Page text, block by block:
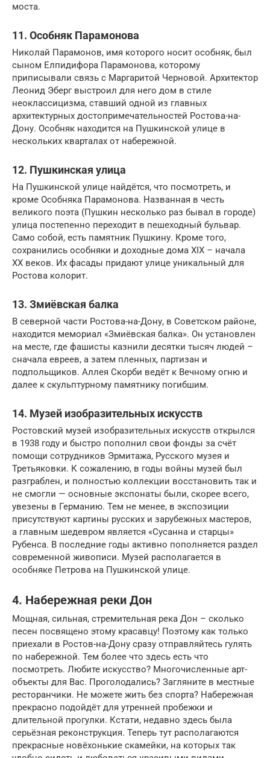
моста.
11. Особняк Парамонова
Николай Парамонов, имя которого носит особняк, был
сыном Елпидифора Парамонова, которому
приписывали связь с Маргаритой Черновой. Архитектор
Леонид Эберг выстроил для него дом в стиле
неоклассицизма, ставший одной из главных
архитектурных достопримечательностей Ростова-на-
Дону. Особняк находится на Пушкинской улице в
нескольких кварталах от набережной.
12. Пушкинская улица
На Пушкинской улице найдётся, что посмотреть, и
кроме Особняка Парамонова. Названная в честь
великого поэта (Пушкин несколько раз бывал в городе)
улица постепенно переходит в пешеходный бульвар.
Само собой, есть памятник Пушкину. Кроме того,
сохранились особняки и доходные дома XIX – начала
XX веков. Их фасады придают улице уникальный для
Ростова колорит.
13. Змиёвская балка
В северной части Ростова-на-Дону, в Советском районе,
находится мемориал «Змиёвская балка». Он установлен
на месте, где фашисты казнили десятки тысяч людей –
сначала евреев, а затем пленных, партизан и
подпольщиков. Аллея Скорби ведёт к Вечному огню и
далее к скульптурному памятнику погибшим.
14. Музей изобразительных искусств
Ростовский музей изобразительных искусств открылся
в 1938 году и быстро пополнил свои фонды за счёт
помощи сотрудников Эрмитажа, Русского музея и
Третьяковки. К сожалению, в годы войны музей был
разграблен, и полностью коллекции восстановить так и
не смогли — основные экспонаты были, скорее всего,
увезены в Германию. Тем не менее, в экспозиции
присутствуют картины русских и зарубежных мастеров,
а главным шедевром является «Сусанна и старцы»
Рубенса. В последние годы активно пополняется раздел
современной живописи. Музей располагается в
особняке Петрова на Пушкинской улице.
4. Набережная реки Дон
Мощная, сильная, стремительная река Дон – сколько
песен посвящено этому красавцу! Поэтому как только
приехали в Ростов-на-Дону сразу отправляйтесь гулять
по набережной. Тем более что здесь есть что
посмотреть. Любите искусство? Многочисленные арт-
объекты для Вас. Проголодались? Загляните в местные
ресторанчики. Не можете жить без спорта? Набережная
прекрасно подойдёт для утренней пробежки и
длительной прогулки. Кстати, недавно здесь была
серьёзная реконструкция. Теперь тут располагаются
прекрасные новёхонькие скамейки, на которых так